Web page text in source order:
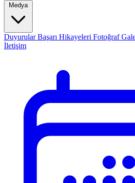
Medya
DuyurularBaşarı Hikayeleri Fotoğraf
İletişim